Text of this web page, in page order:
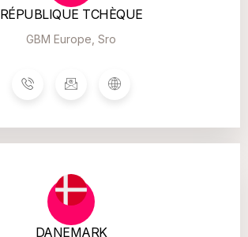
RÉPUBLIQUE TCHÈQUE
GBM Europe, Sro
DANEMARK